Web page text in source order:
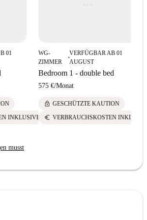
01
INKLUSIVE
WG-
ZIMMER
■
VERFÜGBAR AB 01
AUGUST
Bedroom 1 - double bed
575 €/Monat
lock GESCHÜTZTE KAUTION
euro VERBRAUCHSKOSTEN INKLUSIVE
musst